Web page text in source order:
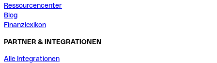
Ressourcencenter
Blog
Finanzlexikon
PARTNER & INTEGRATIONEN
Alle Integrationen